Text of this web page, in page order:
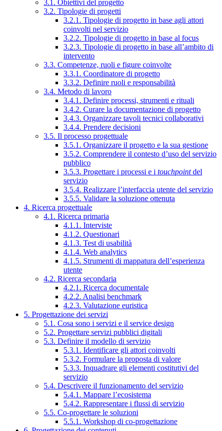
3.1. Obiettivi del progetto
3.2. Tipologie di progetti
3.2.1. Tipologie di progetto in base agli attori
coinvolti nel servizio
3.2.2. Tipologie di progetto in base al focus
3.2.3. Tipologie di progetto in base all’ambito di
intervento
3.3. Competenze, ruoli e figure coinvolte
3.3.1. Coordinatore di progetto
3.3.2. Definire ruoli e responsabilità
3.4. Metodo di lavoro
3.4.1. Definire processi, strumenti e rituali
3.4.2. Curare la documentazione di progetto
3.4.3. Organizzare tavoli tecnici collaborativi
3.4.4. Prendere decisioni
3.5. Il processo progettuale
3.5.1. Organizzare il progetto e la sua gestione
3.5.2. Comprendere il contesto d’uso del servizio
pubblico
3.5.3. Progettare i processi e i touchpointdel
servizio
3.5.4. Realizzare l’interfaccia utente del servizio
3.5.5. Validare la soluzione ottenuta
4. Ricerca progettuale
4.1. Ricerca primaria
4.1.1. Interviste
4.1.2. Questionari
4.1.3. Test di usabilità
4.1.4. Web analytics
4.1.5. Strumenti di mappatura dell’esperienza
utente
4.2. Ricerca secondaria
4.2.1. Ricerca documentale
4.2.2. Analisi benchmark
4.2.3. Valutazione euristica
5. Progettazione dei servizi
5.1. Cosa sono i servizi e il service design
5.2. Progettare servizi pubblici digitali
5.3. Definire il modello di servizio
5.3.1. Identificare gli attori coinvolti
5.3.2. Formulare la proposta di valore
5.3.3. Inquadrare gli elementi costitutivi del
servizio
5.4. Descrivere il funzionamento del servizio
5.4.1. Mappare l’ecosistema
5.4.2. Rappresentare i flussi di servizio
5.5. Co-progettare le soluzioni
5.5.1. Workshop di co-progettazione